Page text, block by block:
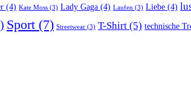
(4) Kate Moss (3) Lady Gaga (4) Laufen (3) Liebe (4)
Sport (7) Streetwear (3) T-Shirt (5) technische